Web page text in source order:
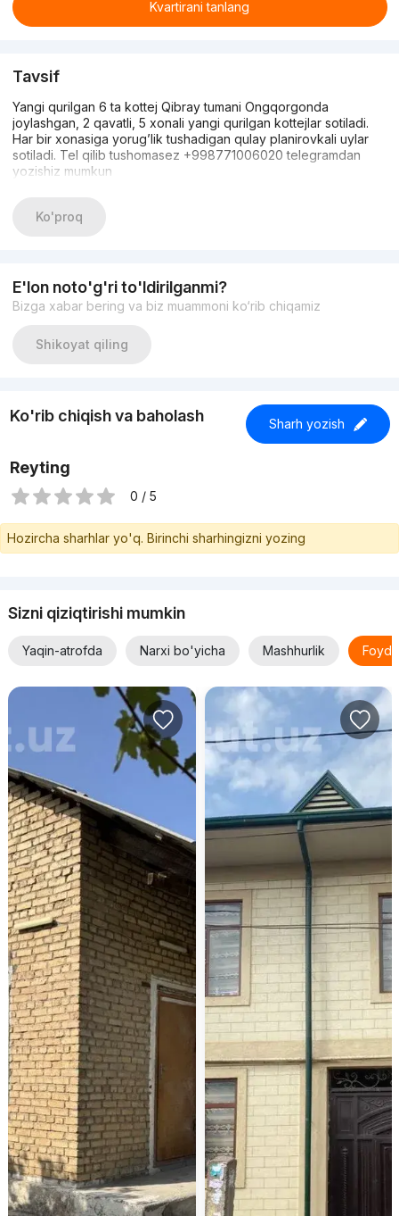
Kvartirani tanlang
Tavsif
Yangi qurilgan 6 ta kottej Qibray tumani Ongqorgonda
joylashgan, 2 qavatli, 5 xonali yangi qurilgan kottejlar sotiladi.
Har bir xonasiga yorug’lik tushadigan qulay planirovkali uylar
sotiladi. Tel qilib tushomasez +998771006020 telegramdan
yozishiz mumkun
Ko'proq
E'lon noto'g'ri to'ldirilganmi?
Bizga xabar bering va biz muammoni ko‘rib chiqamiz
Shikoyat qiling
Ko'rib chiqish va baholash Sharh yozish
Reyting
0 / 5
Hozircha sharhlar yo'q. Birinchi sharhingizni yozing
Sizni qiziqtirishi mumkin
Yaqin-atrofda Narxi bo'yicha Mashhurlik